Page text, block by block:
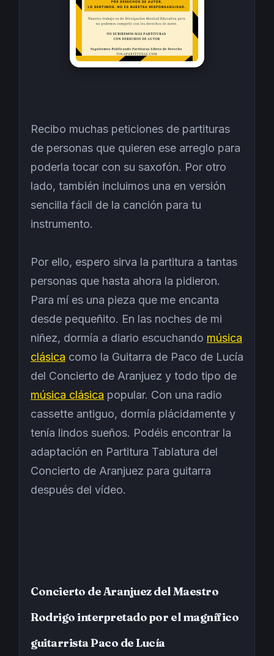
Recibo muchas peticiones de partituras
de personas que quieren ese arreglo para
poderla tocar con su saxofón. Por otro
lado, también incluimos una en versión
sencilla fácil de la canción para tu
instrumento.
Por ello, espero sirva la partitura a tantas
personas que hasta ahora la pidieron.
Para mí es una pieza que me encanta
desde pequeñito. En las noches de mi
niñez, dormía a diario escuchando música
clásica como la Guitarra de Paco de Lucía
del Concierto de Aranjuez y todo tipo de
música clásica popular. Con una radio
cassette antiguo, dormía plácidamente y
tenía lindos sueños. Podéis encontrar la
adaptación en Partitura Tablatura del
Concierto de Aranjuez para guitarra
después del vídeo.
Concierto de Aranjuez del Maestro
Rodrigo interpretado por el magnífico
guitarrista Paco de Lucía